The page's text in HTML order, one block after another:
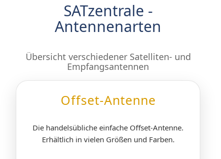
SATzentrale -
Antennenarten
Übersicht verschiedener Satelliten- und
Empfangsantennen
Offset-Antenne
Die handelsübliche einfache Offset-Antenne.
Erhältlich in vielen Größen und Farben.